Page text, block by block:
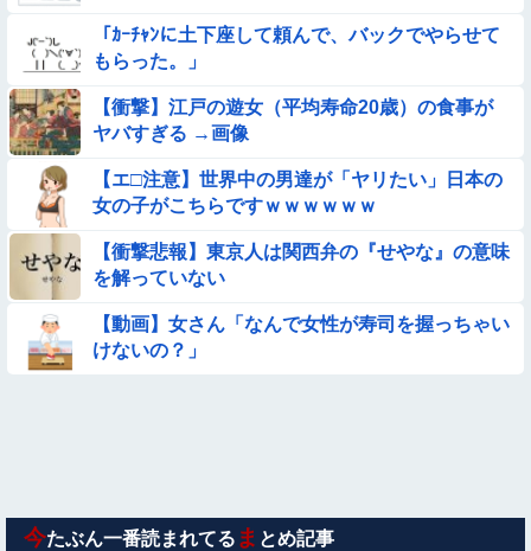
襲われてオッパイ揉まれた」
【動画】 女子中学生さん、タクシー運ちゃんに感電させられ死
亡……
★【画像】この飲み物覚えてるやつ0人説
【画像】プールに来てた水着JCたち どの娘を選ぶの？
【悲報】ま～んさん、ドッキリにひっかかってしまう【→動
画】
【画像】日本のえちえち女性犯罪者ｗｗｗｗｗｗｗ
ら・・・
「ｶｰﾁｬﾝに土下座して頼んで、バックでやらせて
もらった。」
【衝撃】江戸の遊女（平均寿命20歳）の食事が
ヤバすぎる →画像
【エ□注意】世界中の男達が「ヤリたい」日本の
女の子がこちらですｗｗｗｗｗｗ
【衝撃悲報】東京人は関西弁の『せやな』の意味
を解っていない
【動画】女さん「なんで女性が寿司を握っちゃい
けないの？」
今たぶん一番読まれてる ま とめ記事